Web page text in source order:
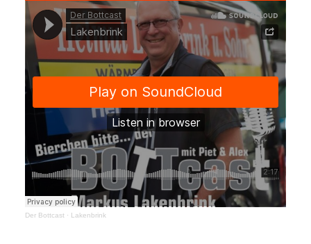
Der Bottcast · Lakenbrink